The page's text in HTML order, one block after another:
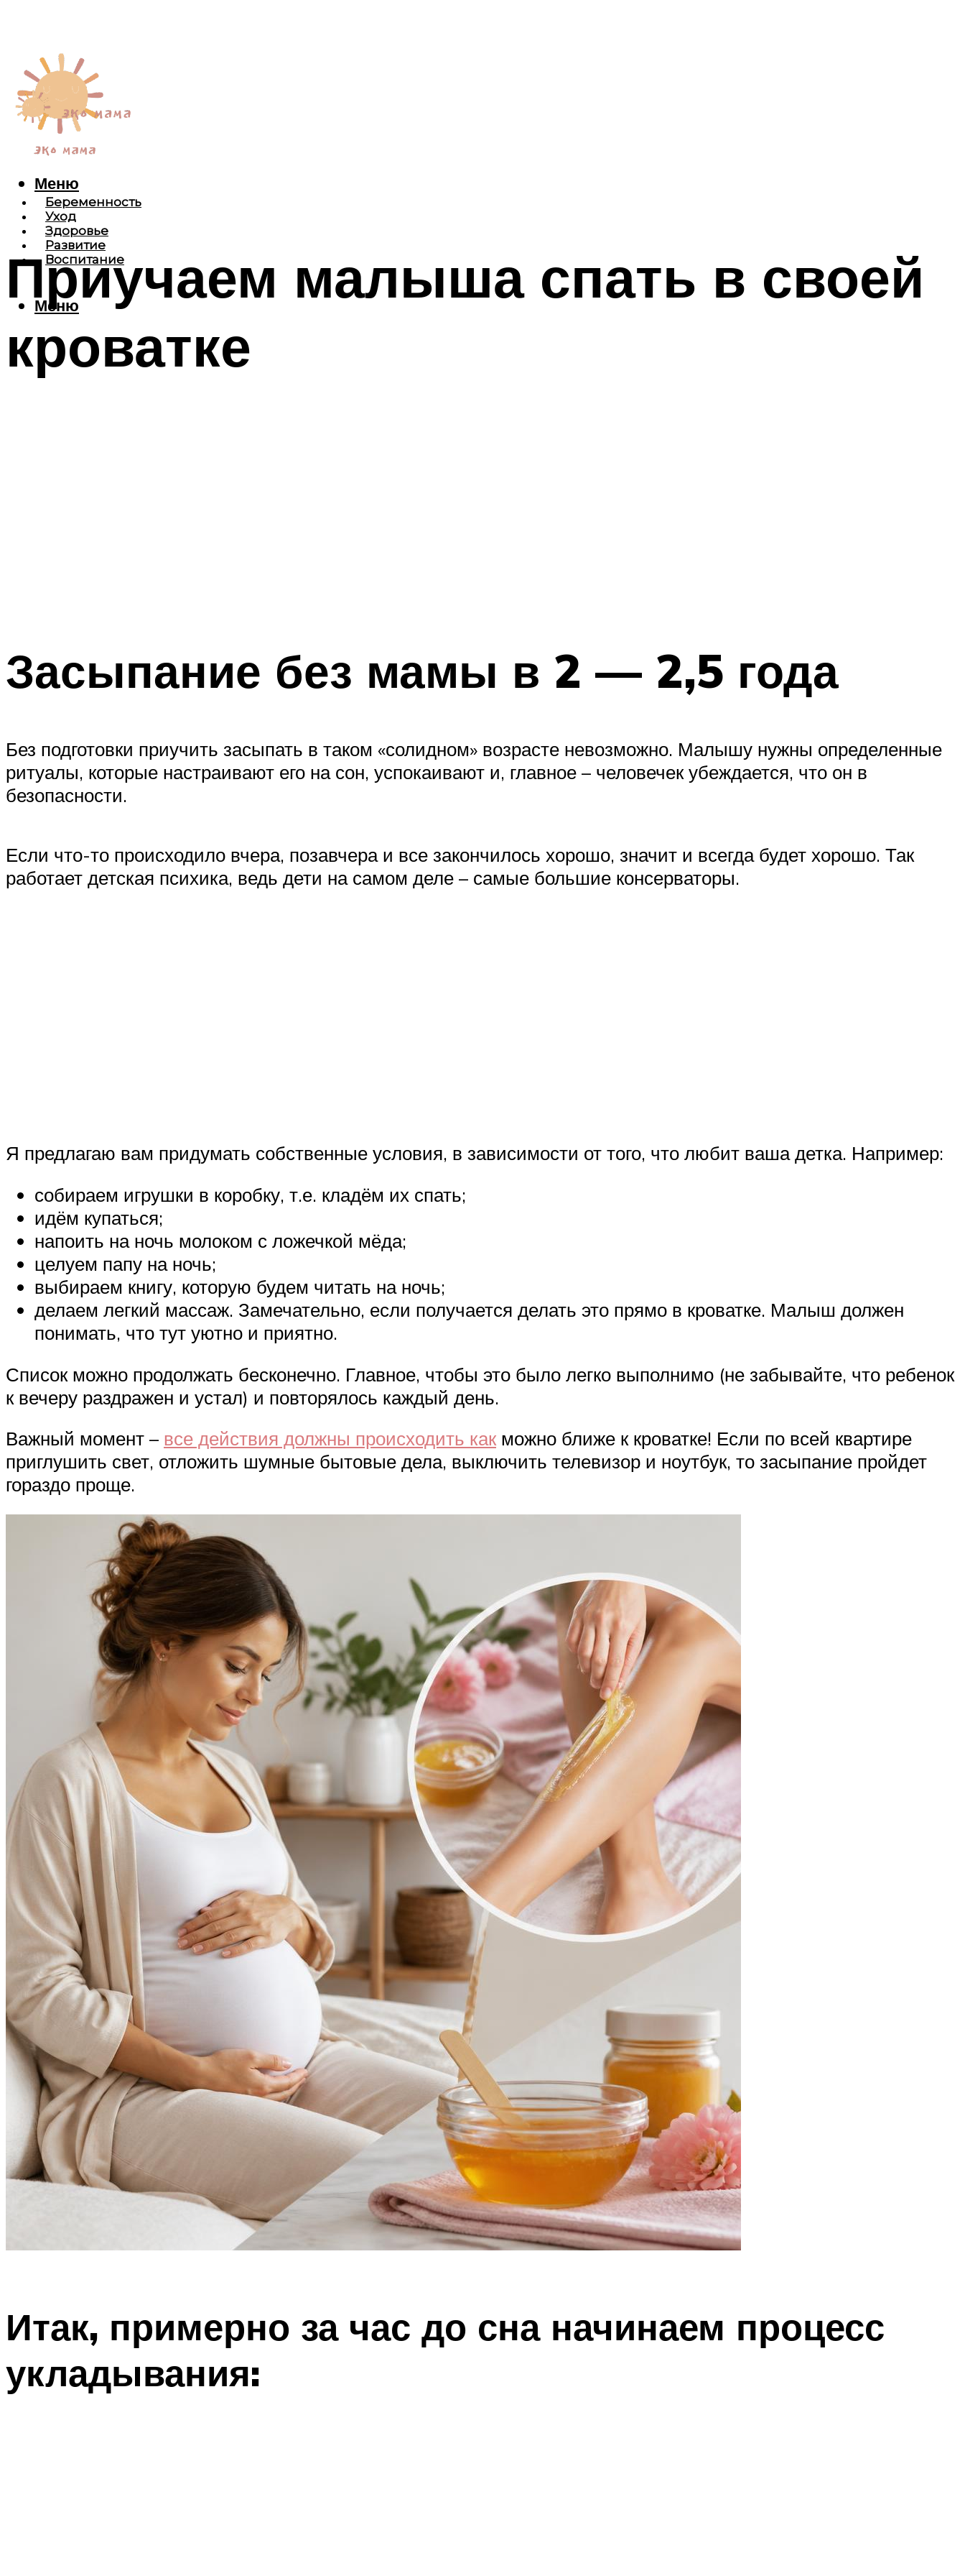
Беременность
Уход
Здоровье
Развитие
Воспитание
Меню
Меню
Приучаем малыша спать в своей
кроватке
Засыпание без мамы в 2 — 2,5 года
Без подготовки приучить засыпать в таком «солидном» возрасте невозможно. Малышу нужны определенные
ритуалы, которые настраивают его на сон, успокаивают и, главное – человечек убеждается, что он в
безопасности.
Если что-то происходило вчера, позавчера и все закончилось хорошо, значит и всегда будет хорошо. Так
работает детская психика, ведь дети на самом деле – самые большие консерваторы.
Я предлагаю вам придумать собственные условия, в зависимости от того, что любит ваша детка. Например:
собираем игрушки в коробку, т.е. кладём их спать;
идём купаться;
напоить на ночь молоком с ложечкой мёда;
целуем папу на ночь;
выбираем книгу, которую будем читать на ночь;
делаем легкий массаж. Замечательно, если получается делать это прямо в кроватке. Малыш должен
понимать, что тут уютно и приятно.
Список можно продолжать бесконечно. Главное, чтобы это было легко выполнимо (не забывайте, что ребенок
к вечеру раздражен и устал) и повторялось каждый день.
Важный момент – все действия должны происходить как можно ближе к кроватке! Если по всей квартире
приглушить свет, отложить шумные бытовые дела, выключить телевизор и ноутбук, то засыпание пройдет
гораздо проще.
Итак, примерно за час до сна начинаем процесс
укладывания: